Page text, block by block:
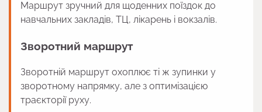
Маршрут зручний для щоденних поїздок до
навчальних закладів, ТЦ, лікарень і вокзалів.
Зворотний маршрут
Зворотній маршрут охоплює ті ж зупинки у
зворотному напрямку, але з оптимізацією
траєкторії руху.